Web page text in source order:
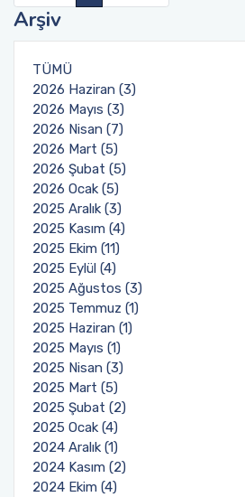
Arşiv
TÜMÜ
2026 Haziran (3)
2026 Mayıs (3)
2026 Nisan (7)
2026 Mart (5)
2026 Şubat (5)
2026 Ocak (5)
2025 Aralık (3)
2025 Kasım (4)
2025 Ekim (11)
2025 Eylül (4)
2025 Ağustos (3)
2025 Temmuz (1)
2025 Haziran (1)
2025 Mayıs (1)
2025 Nisan (3)
2025 Mart (5)
2025 Şubat (2)
2025 Ocak (4)
2024 Aralık (1)
2024 Kasım (2)
2024 Ekim (4)
Engelli Birim Yetkilisi
Uluslararası Değişim Koordinatörlükleri
Uluslararasılaşma Faaliyetleri